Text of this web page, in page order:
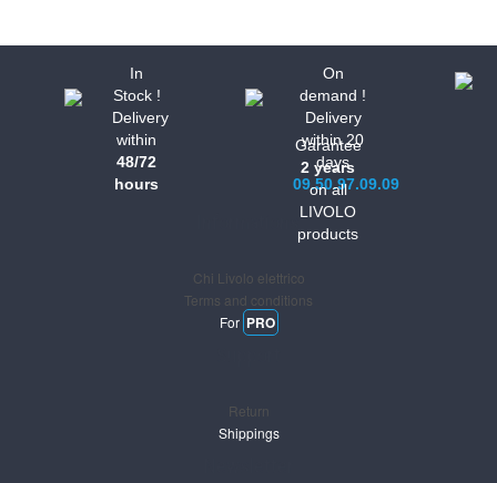
In
Stock !
Delivery
within
48/72
hours
On
demand !
Delivery
within 20
days
09.50.97.09.09
Garantee
2 years
on all
LIVOLO
products
Chi Livolo elettrico
Terms and conditions
For PRO
Return
Shippings